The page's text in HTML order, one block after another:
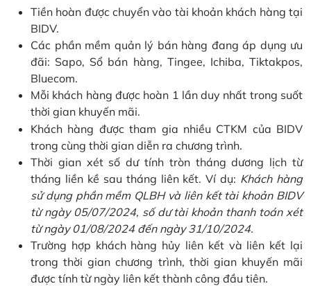
Tiền hoàn được chuyển vào tài khoản khách hàng tại
BIDV.
Các phần mềm quản lý bán hàng đang áp dụng ưu
đãi: Sapo, Sổ bán hàng, Tingee, Ichiba, Tiktakpos,
Bluecom.
Mỗi khách hàng được hoàn 1 lần duy nhất trong suốt
thời gian khuyến mãi.
Khách hàng được tham gia nhiều CTKM của BIDV
trong cùng thời gian diễn ra chương trình.
Thời gian xét số dư tính tròn tháng dương lịch từ
tháng liền kề sau tháng liên kết. Ví dụ: Khách hàng
sử dụng phần mềm QLBH và liên kết tài khoản BIDV
từ ngày 05/07/2024, số dư tài khoản thanh toán xét
từ ngày 01/08/2024 đến ngày 31/10/2024.
Trường hợp khách hàng hủy liên kết và liên kết lại
trong thời gian chương trình, thời gian khuyến mãi
được tính từ ngày liên kết thành công đầu tiên.